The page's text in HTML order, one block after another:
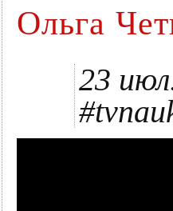
Ольга
23